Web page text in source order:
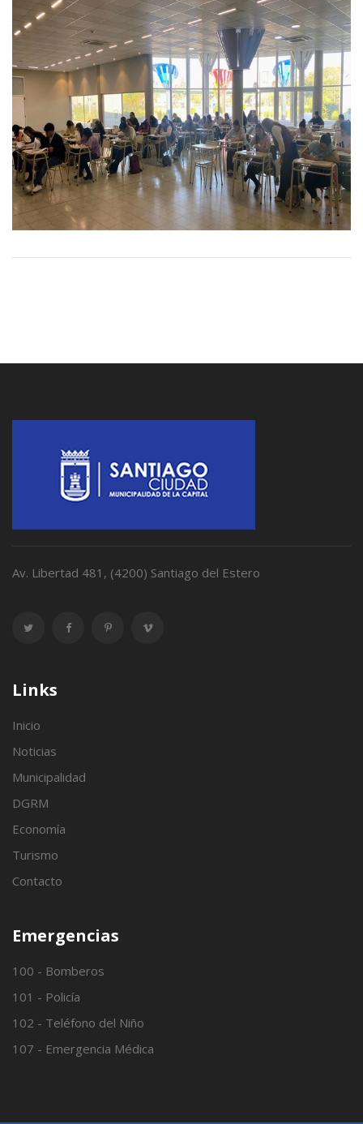
Av. Libertad 481, (4200) Santiago del Estero
Links
Inicio
Noticias
Municipalidad
DGRM
Economía
Turismo
Contacto
Emergencias
100 - Bomberos
101 - Policía
102 - Teléfono del Niño
107 - Emergencia Médica